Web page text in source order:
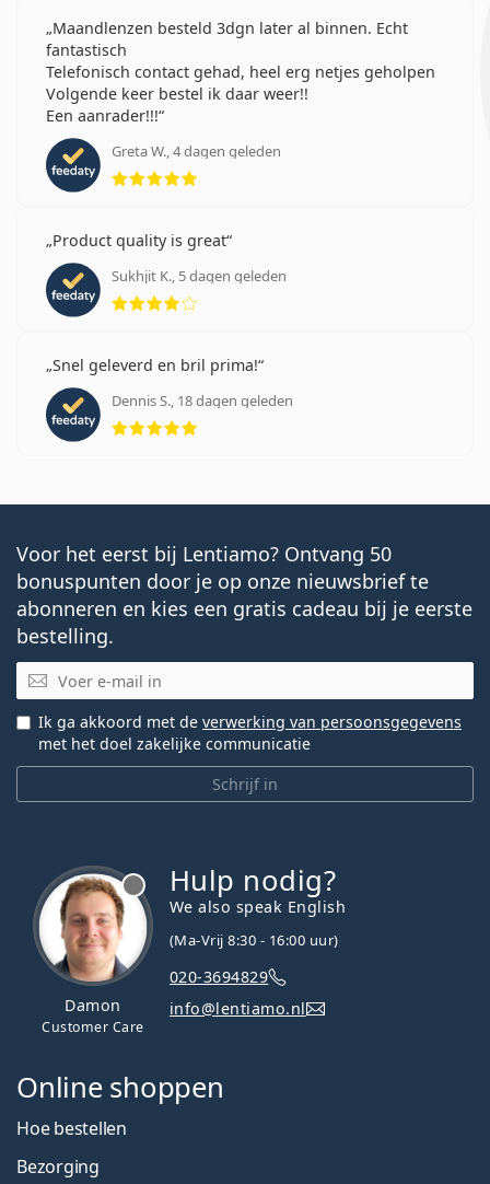
Maandlenzen besteld 3dgn later al binnen. Echt
fantastisch
Telefonisch contact gehad, heel erg netjes geholpen
Volgende keer bestel ik daar weer!!
Een aanrader!!!
Greta W., 4 dagen geleden
Beoordeling 5 van 5
Product quality is great
Sukhjit K., 5 dagen geleden
Beoordeling 4 van 5
Snel geleverd en bril prima!
Dennis S., 18 dagen geleden
Beoordeling 5 van 5
Voor het eerst bij Lentiamo? Ontvang 50
bonuspunten door je op onze nieuwsbrief te
abonneren en kies een gratis cadeau bij je eerste
bestelling.
E-mail
Schrijf in
Ik ga akkoord met de verwerking van persoonsgegevens
met het doel zakelijke communicatie
Damon
Customer Care
Hulp nodig?
We also speak English
(Ma-Vrij 8:30 - 16:00 uur)
020-3694829
info@lentiamo.nl
Online shoppen
Hoe bestellen
Bezorging